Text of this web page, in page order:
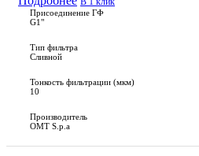
Присоединение ГФ
G1"
Тип фильтра
Сливной
Тонкость фильтрации (мкм)
10
Производитель
OMT S.p.a